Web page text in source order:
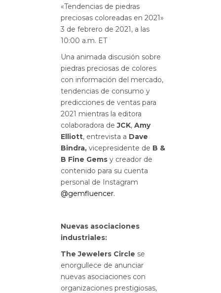
«Tendencias de piedras
preciosas coloreadas en 2021»
3 de febrero de 2021, a las
10:00 a.m. ET
Una animada discusión sobre
piedras preciosas de colores
con información del mercado,
tendencias de consumo y
predicciones de ventas para
2021 mientras la editora
colaboradora deJCK, Amy
Elliott, entrevista a Dave
Bindra, vicepresidente de B &
B Fine Gems y creador de
contenido para su cuenta
personal de Instagram
@gemfluencer.
Nuevas asociaciones
industriales:
The Jewelers Circle se
enorgullece de anunciar
nuevas asociaciones con
organizaciones prestigiosas,